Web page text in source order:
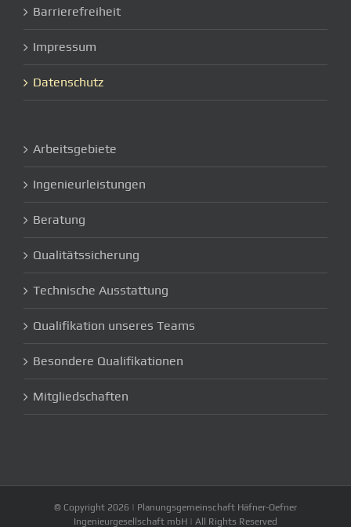
Barrierefreiheit
Impressum
Datenschutz
Arbeitsgebiete
Ingenieurleistungen
Beratung
Qualitätssicherung
Technische Ausstattung
Qualifikation unseres Teams
Besondere Qualifikationen
Mitgliedschaften
© Copyright 2026 | Planungsgemeinschaft Häfner-Oefner
Ingenieurgesellschaft mbH | All Rights Reserved